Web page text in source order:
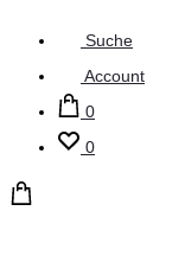
Suche
Account
0
0